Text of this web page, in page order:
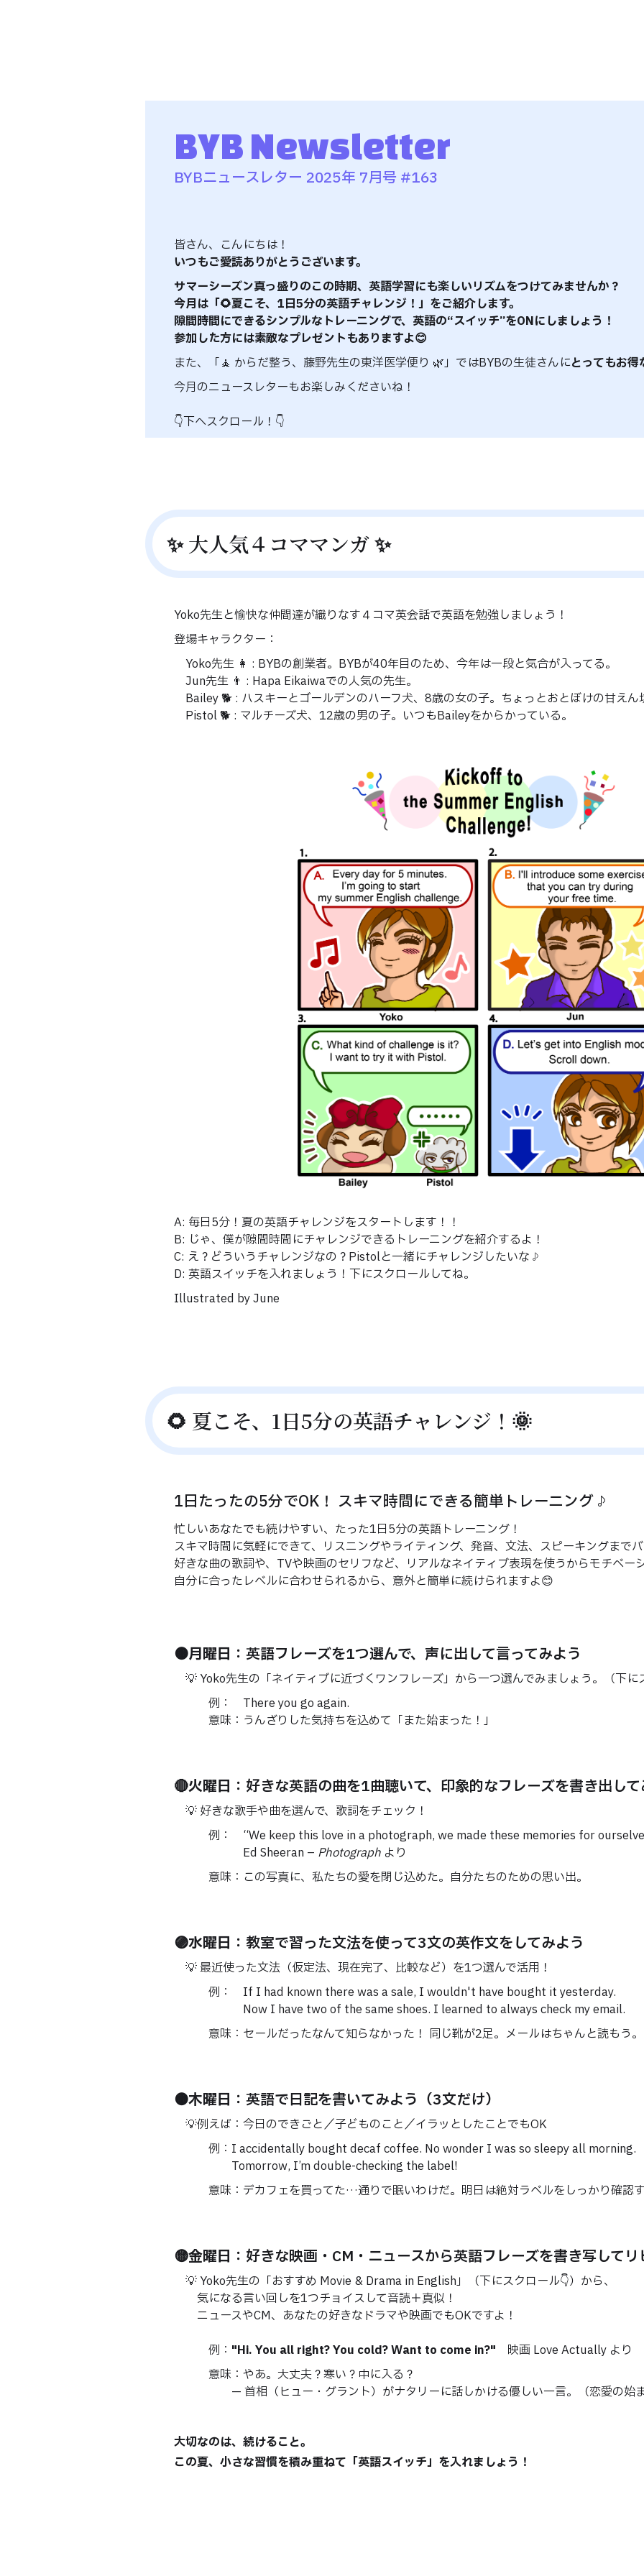
BYB Newsletter
BYBニュースレター 2025年 7月号 #163
皆さん、こんにちは！
いつもご愛読ありがとうございます。
サマーシーズン真っ盛りのこの時期、英語学習にも楽しいリズムをつけてみませんか？
今月は「🌻夏こそ、1日5分の英語チャレンジ！」をご紹介します。
隙間時間にできるシンプルなトレーニングで、英語の“スイッチ”をONにしましょう！
参加した方には素敵なプレゼントもありますよ😊
また、「🧘 からだ整う、藤野先生の東洋医学便り 🌿」ではBYBの生徒さんにとってもお
今月のニュースレターもお楽しみくださいね！
👇下へスクロール！👇
✨ 大人気４コママンガ ✨
Yoko先生と愉快な仲間達が織りなす４コマ英会話で英語を勉強しましょう！
登場キャラクター：
Yoko先生 👩 : BYBの創業者。BYBが40年目のため、今年は一段と気合が入ってる。
Jun先生 👨 : Hapa Eikaiwaでの人気の先生。
Bailey 🐕 : ハスキーとゴールデンのハーフ犬、8歳の女の子。ちょっとおとぼけの甘えん
Pistol 🐕 : マルチーズ犬、12歳の男の子。いつもBaileyをからかっている。
A: 毎日5分！夏の英語チャレンジをスタートします！！
B: じゃ、僕が隙間時間にチャレンジできるトレーニングを紹介するよ！
C: え？どういうチャレンジなの？Pistolと一緒にチャレンジしたいな♪
D: 英語スイッチを入れましょう！下にスクロールしてね。
Illustrated by June
🌻 夏こそ、1日5分の英語チャレンジ！🌞
1日たったの5分でOK！ スキマ時間にできる簡単トレーニング♪
忙しいあなたでも続けやすい、たった1日5分の英語トレーニング！
スキマ時間に気軽にできて、リスニングやライティング、発音、文法、スピーキングまで
好きな曲の歌詞や、TVや映画のセリフなど、リアルなネイティブ表現を使うからモチベー
自分に合ったレベルに合わせられるから、意外と簡単に続けられますよ😊
🟤月曜日 ：英語フレーズを1つ選んで、声に出して言ってみよう
💡 Yoko先生の「ネイティブに近づくワンフレーズ」から一つ選んでみましょう。（下に
例： There you go again.
意味：うんざりした気持ちを込めて「また始まった！」
🔴火曜日 ：好きな英語の曲を1曲聴いて、印象的なフレーズを書き出し
💡 好きな歌手や曲を選んで、歌詞をチェック！
例： “We keep this love in a photograph, we made these memories for
Ed Sheeran – Photograph より
意味：この写真に、私たちの愛を閉じ込めた。自分たちのための思い出。
🟣水曜日 ：教室で習った文法を使って3文の英作文をしてみよう
💡 最近使った文法（仮定法、現在完了、比較など）を1つ選んで活用！
例： If I had known there was a sale, I wouldn't have bought it yesterday.
Now I have two of the same shoes. I learned to always check my email.
意味：セールだったなんて知らなかった！→ 同じ靴が2足。メールはちゃんと読もう。
🟠木曜日 ：英語で日記を書いてみよう（3文だけ）
💡例えば：今日のできごと／子どものこと／イラッとしたことでもOK
例：I accidentally bought decaf coffee. No wonder I was so sleepy all morning.
Tomorrow, I’m double-checking the label!
意味：デカフェを買ってた…通りで眠いわけだ。明日は絶対ラベルをしっかり確認
🟡金曜日 ：好きな映画・CM・ニュースから英語フレーズを書き写して
💡 Yoko先生の「おすすめ Movie & Drama in English」（下にスクロール👇）から、
気になる言い回しを1つチョイスして音読＋真似！
ニュースやCM、あなたの好きなドラマや映画でもOKですよ！
例： "Hi. You all right? You cold? Want to come in?" 映画 Love Actually より
意味：やあ。大丈夫？寒い？中に入る？
— 首相（ヒュー・グラント）がナタリーに話しかける優しい一言。（恋愛の始
大切なのは、続けること。
この夏、小さな習慣を積み重ねて「英語スイッチ」を入れましょう！